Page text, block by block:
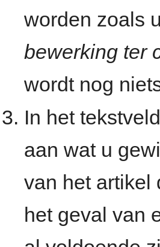
worden zoals
bewerking ter
wordt nog
In het
aan wat u
van het artikel
het geval van